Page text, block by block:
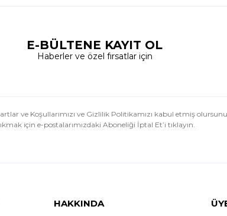
E-BÜLTENE KAYIT OL
Haberler ve özel fırsatlar için
ve Koşullarımızı ve Gizlilik Politikamızı kabul etmiş
için e-postalarımızdaki Aboneliği İptal Et’i tıklayın.
HAKKINDA